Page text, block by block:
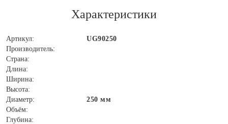
Характеристики
Артикул:
UG90250
Производитель:
Страна:
Длина:
Ширина:
Высота:
Диаметр:
250 мм
Объём:
Глубина: